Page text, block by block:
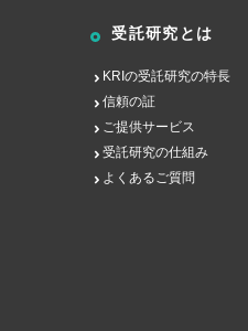
受託研究とは
KRIの受託研究の特長
信頼の証
ご提供サービス
受託研究の仕組み
よくあるご質問